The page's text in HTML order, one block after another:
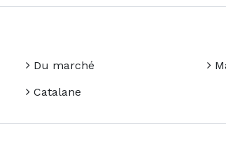
Du marché
Catalane